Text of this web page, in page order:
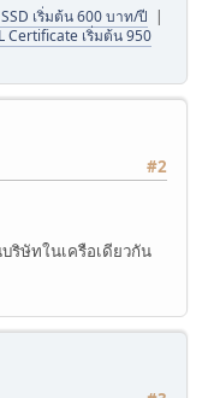
เริ่มต้น 600 บาท/ปี |
Certificate เริ่มต้น 950
#2
ริษัทในเครือเดียวกัน